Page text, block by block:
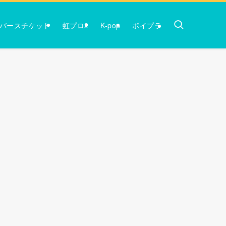
ースチケット 虹プロ2 K-pop ボイプラ